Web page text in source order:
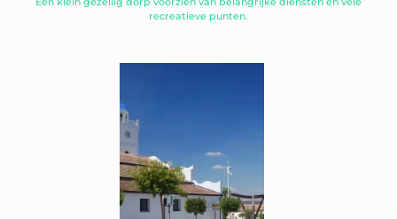
recreatieve punten.